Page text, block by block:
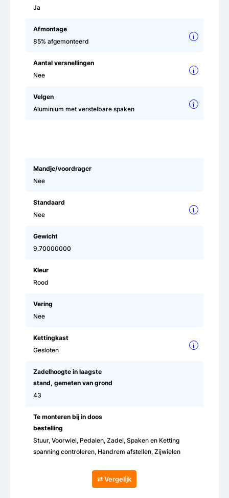
Ja
Afmontage
85% afgemonteerd
i
Aantal versnellingen
Nee
i
Velgen
Aluminium met verstelbare spaken
i
Mandje/voordrager
Nee
Standaard
Nee
i
Gewicht
9.70000000
Kleur
Rood
Vering
Nee
Kettingkast
Gesloten
i
Zadelhoogte in laagste
stand, gemeten van grond
43
Te monteren bij in doos
bestelling
Stuur, Voorwiel, Pedalen, Zadel, Spaken en Ketting
spanning controleren, Handrem afstellen, Zijwielen
⇄ Vergelijk